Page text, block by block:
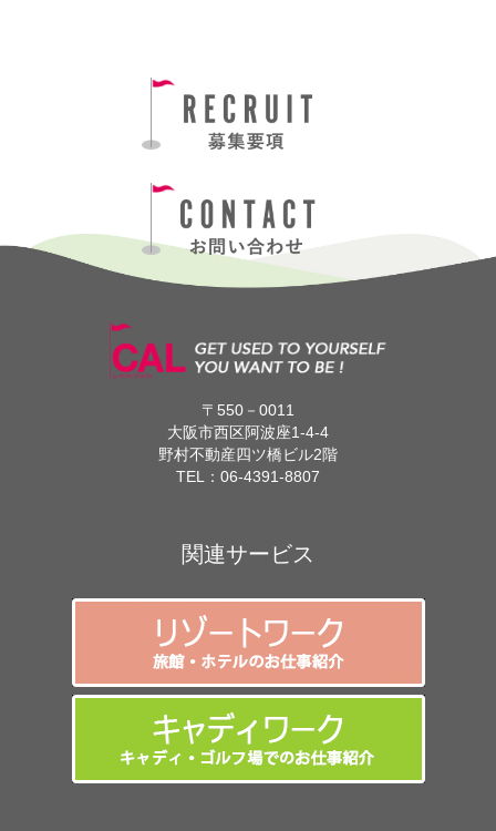
〒550－0011
大阪市西区阿波座1-4-4
野村不動産四ツ橋ビル2階
TEL： 06-4391-8807
関連サービス